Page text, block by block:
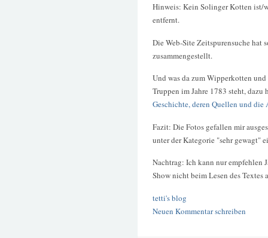
Hinweis: Kein Solinger Kotten ist/
entfernt.
Die Web-Site Zeitspurensuche hat
zusammengestellt.
Und was da zum Wipperkotten
Truppen im Jahre 1783 steht, dazu
Geschichte, deren Quellen und die
Fazit: Die Fotos gefallen mir
unter der Kategorie "sehr gewagt"
Nachtrag: Ich kann nur empfehlen
Show nicht beim Lesen des
tetti's blog
Neuen Kommentar schreiben